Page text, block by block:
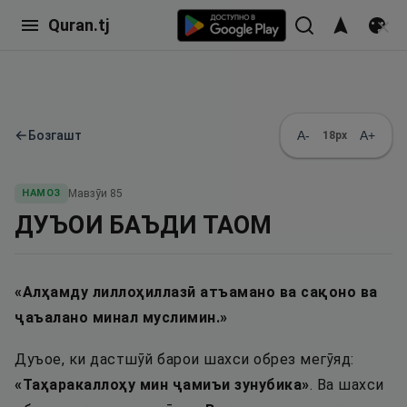
Quran.tj
←Бозгашт A- 18px A+
НАМОЗ Мавзӯи 85
ДУЪОИ БАЪДИ ТАОМ
«Алҳамду лиллоҳиллазӣ атъамано ва сақоно ва
ҷаъалано минал муслимин.»
Дуъое, ки дастшӯй барои шахси обрез мегӯяд:
«Таҳаракаллоҳу мин ҷамиъи зунубика» . Ва шахси